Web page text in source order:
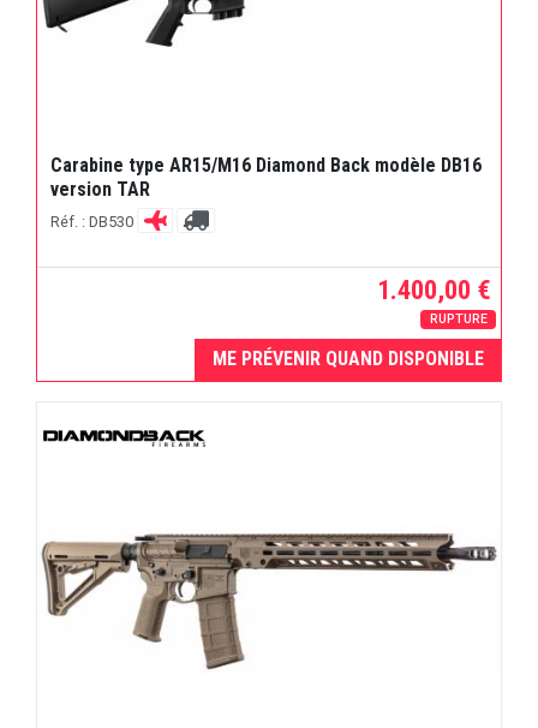
Carabine type AR15/M16 Diamond Back modèle DB16
version TAR
Réf. : DB530
1.400,00 €
RUPTURE
ME PRÉVENIR QUAND DISPONIBLE